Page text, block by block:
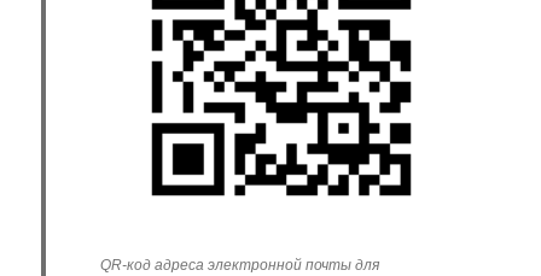
QR-код адреса электронной почты для